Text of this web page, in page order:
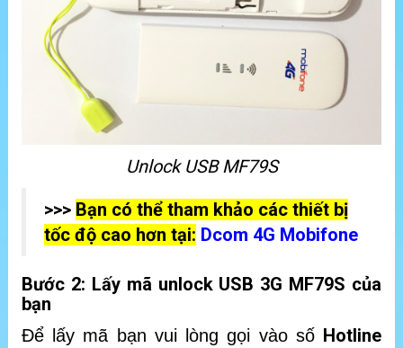
Unlock USB MF79S
>>> Bạn có thể tham khảo các thiết bị
tốc độ cao hơn tại: Dcom 4G Mobifone
Bước 2: Lấy mã unlock USB 3G MF79S của
bạn
Để lấy mã bạn vui lòng gọi vào số Hotline